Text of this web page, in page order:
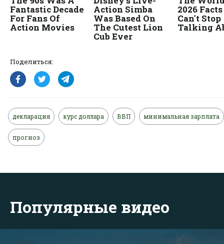
Поделиться:
декларация курс доллара ВВП минимальная зарплата
прогноз
Популярные видео